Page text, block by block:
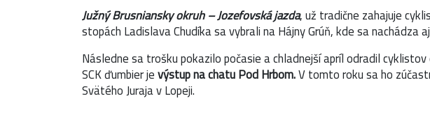
Južný Brusniansky okruh – Jozefovská jazda, už tradične zahajuje
stopách Ladislava Chudíka sa vybrali na Hájny Grúň, kde sa nachádza
Následne sa trošku pokazilo počasie a chladnejší apríl odradil
SCK ďumbier jevýstup na chatu Pod Hrbom.V tomto roku sa ho
Svätého Juraja v Lopeji.